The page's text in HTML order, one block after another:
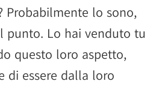
Probabilmente lo sono,
punto. Lo hai venduto tu
questo loro aspetto,
di essere dalla loro